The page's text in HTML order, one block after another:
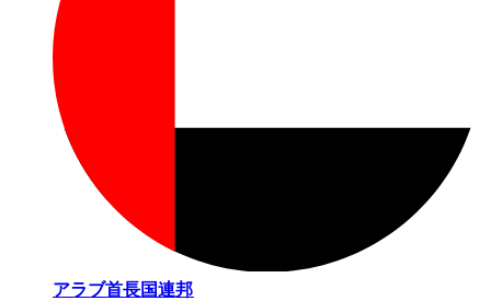
アラブ首長国連邦​​